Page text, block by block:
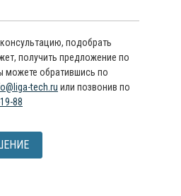
подобрать
получить предложение по
можете обратившись по
tech.ru или позвонив по
88